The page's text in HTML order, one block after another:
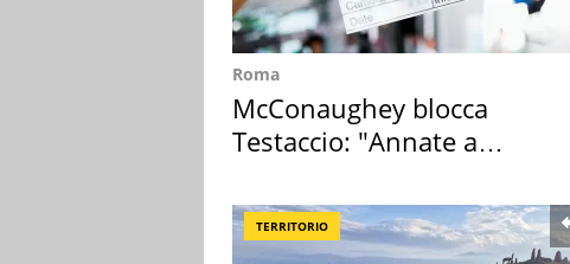
Roma
McConaughey blocca
Testaccio: "Annate a
TERRITORIO